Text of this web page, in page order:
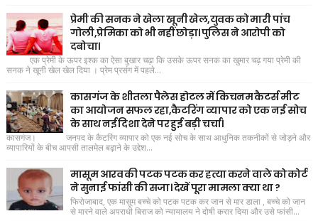
प्रेमी की सनक ने खेला खूनी खेल,युवक को मारी पांच
गोली,प्रेमिका को भी नहीं छोड़ा। पुलिस ने आरोपी को
दबोचा।
एक प्रेमी के ऊपर इश्क का ऐसा बुखार चढ़ा कि उसके ऊपर सनक का खुमार चढ़ गया प्रेमी की
सनक ने खूनी खेल खेल दिया । प्रेम प्रसंग में पहले...
कासगंज के शीतला पैलेस होटल में किचनम कैटर्स मीट
का आयोजन सफल रहा,कैटरिंग व्यापार को एक नई सोच
के साथ नई दिशा देने पर हुई बड़ी चर्चा।
कासगंज। जनपद के कैटरिंग व्यापार को एक नई सोच के साथ आधुनिक तकनीकों से जोड़ने और
व्यापारियों के बीच आपसी तालमेल बढ़ाने के उद्देश...
मासूम आरव की पटक पटक कर हत्या करने वाले को कोर्ट
ने सुनाई फांसी की सजा। देखें पूरा मामला क्या था ?
फिरोजाबाद, एक मासूम बच्चे को पटक पटक कर जान से मार डाला , बच्चे को जान
से मारने वाले अपराधी बिराज को न्यायालय ने दोषी करार दिया और उसे फांसी...